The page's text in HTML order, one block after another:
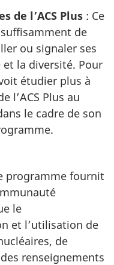
de l’ACS Plus : Ce
de
ou signaler ses
la diversité. Pour
étudier plus à
l’ACS Plus au
le cadre de son
programme fournit
le
et l’utilisation de
de
renseignements